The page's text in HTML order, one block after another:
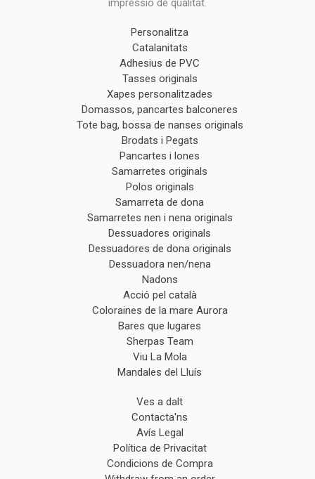
impressió de qualitat.
Personalitza
Catalanitats
Adhesius de PVC
Tasses originals
Xapes personalitzades
Domassos, pancartes balconeres
Tote bag, bossa de nanses originals
Brodats i Pegats
Pancartes i lones
Samarretes originals
Polos originals
Samarreta de dona
Samarretes nen i nena originals
Dessuadores originals
Dessuadores de dona originals
Dessuadora nen/nena
Nadons
Acció pel català
Coloraines de la mare Aurora
Bares que lugares
Sherpas Team
Viu La Mola
Mandales del Lluís
Ves a dalt
Contacta'ns
Avís Legal
Política de Privacitat
Condicions de Compra